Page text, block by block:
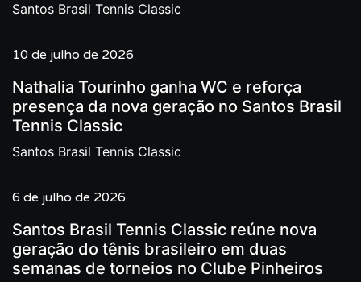
Santos Brasil Tennis Classic
10 de julho de 2026
Nathalia Tourinho ganha WC e reforça
presença da nova geração no Santos Brasil
Tennis Classic
Santos Brasil Tennis Classic
6 de julho de 2026
Santos Brasil Tennis Classic reúne nova
geração do tênis brasileiro em duas
semanas de torneios no Clube Pinheiros